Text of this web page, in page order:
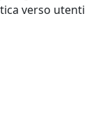
verso utenti